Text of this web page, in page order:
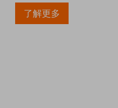
了解更多